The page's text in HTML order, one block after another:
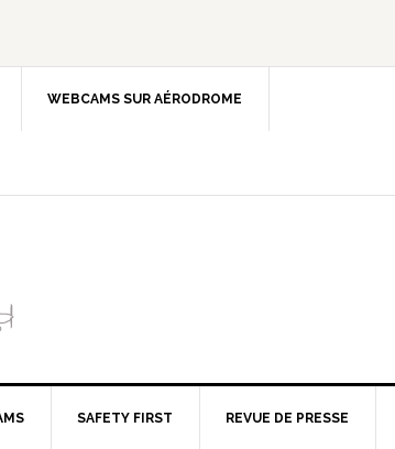
WEBCAMS SUR AÉRODROME
SAFETY FIRST REVUE DE PRESSE